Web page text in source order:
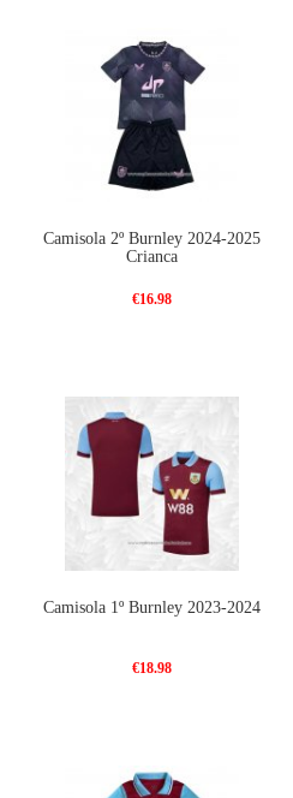
Camisola 2º Burnley 2024-2025
Crianca
€16.98
Camisola 1º Burnley 2023-2024
€18.98